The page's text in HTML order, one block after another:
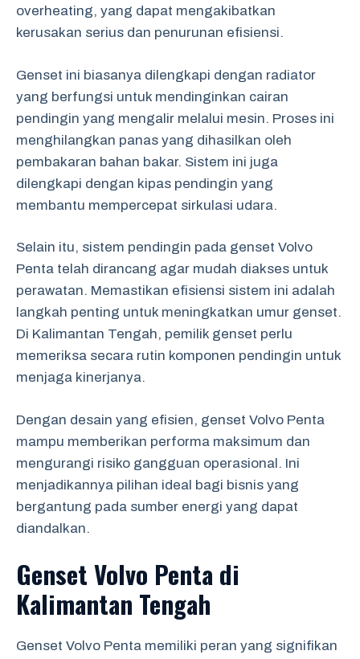
overheating, yang dapat mengakibatkan
kerusakan serius dan penurunan efisiensi.
Genset ini biasanya dilengkapi dengan radiator
yang berfungsi untuk mendinginkan cairan
pendingin yang mengalir melalui mesin. Proses ini
menghilangkan panas yang dihasilkan oleh
pembakaran bahan bakar. Sistem ini juga
dilengkapi dengan kipas pendingin yang
membantu mempercepat sirkulasi udara.
Selain itu, sistem pendingin pada genset Volvo
Penta telah dirancang agar mudah diakses untuk
perawatan. Memastikan efisiensi sistem ini adalah
langkah penting untuk meningkatkan umur genset.
Di Kalimantan Tengah, pemilik genset perlu
memeriksa secara rutin komponen pendingin untuk
menjaga kinerjanya.
Dengan desain yang efisien, genset Volvo Penta
mampu memberikan performa maksimum dan
mengurangi risiko gangguan operasional. Ini
menjadikannya pilihan ideal bagi bisnis yang
bergantung pada sumber energi yang dapat
diandalkan.
Genset Volvo Penta di
Kalimantan Tengah
Genset Volvo Penta memiliki peran yang signifikan